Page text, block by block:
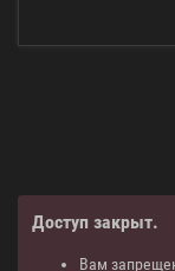
Доступ закрыт.
Вам